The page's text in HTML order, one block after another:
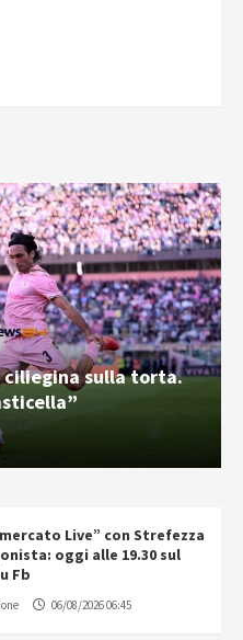
ciliegina sulla torta.
Live” con Strefezza
oggi alle 19.30 sul
Fb
06/08/2026 06:45